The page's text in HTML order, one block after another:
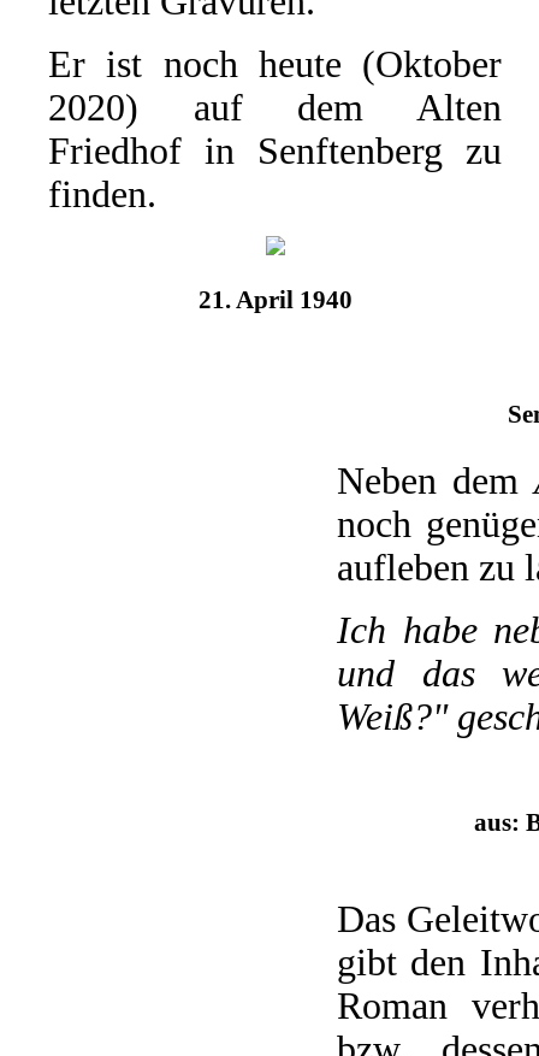
Er ist noch heute (Oktober
2020) auf dem Alten
Friedhof in Senftenberg zu
finden.
21. April 1940
Neben dem
noch
aufleben zu
Ich habe
und das
Weiß?"
aus:
Das
gibt den
Roman